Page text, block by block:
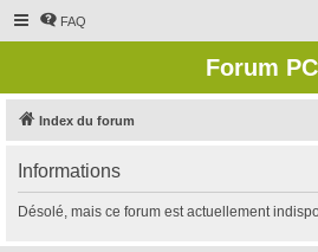
FAQ
Forum
Index du forum
Informations
Désolé, mais ce forum est actuellement